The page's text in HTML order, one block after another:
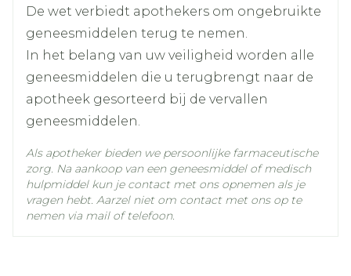
bloeddruk heeft.  Indien u hartproblemen
heeft (hartritmestoornissen, ernstig angina
pectoris).  Indien u wordt behandeld voor
een psychische aandoening.  Indien u een
voorgeschiedenis van ulcus pepticum heeft.
 Indien u een ernstige nier- of
leveraandoening heeft.  Indien u een
operatie onder algemene verdoving nodig
heeft.  Indien u reeds andere
geneesmiddelen gebruikt, gelieve dan ook
Ingrediënten
Behoud
Kamertemperatuur (15°C -
25°C)
De wet verbiedt apothekers om ongebruikte
geneesmiddelen terug te nemen.
In het belang van uw veiligheid worden alle
geneesmiddelen die u terugbrengt naar de
apotheek gesorteerd bij de vervallen
geneesmiddelen.
Als apotheker bieden we persoonlijke farmaceutische
zorg. Na aankoop van een geneesmiddel of medisch
hulpmiddel kun je contact met ons opnemen als je
vragen hebt. Aarzel niet om contact met ons op te
nemen via mail of telefoon.